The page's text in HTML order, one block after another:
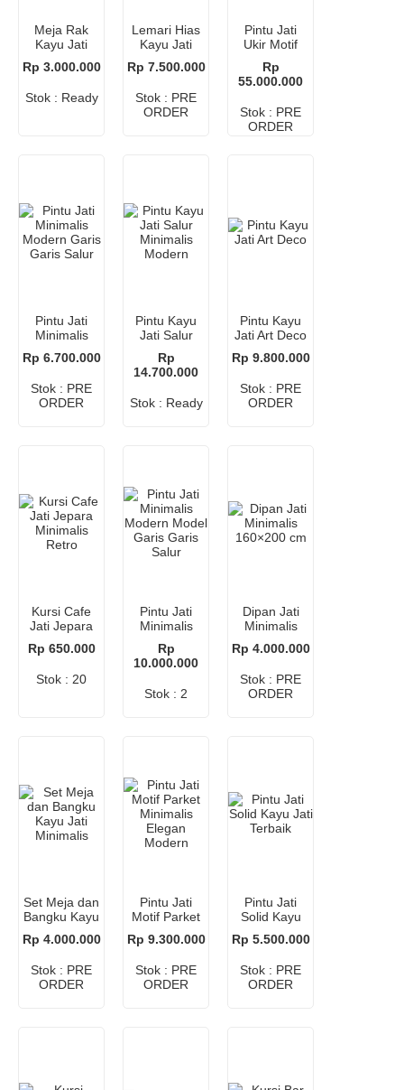
Meja Rak
Kayu Jati
Multifungsi
Rp 3.000.000
Stok : Ready
Lemari Hias
Kayu Jati
dengan Kaca
Rp 7.500.000
Stok : PRE
ORDER
Pintu Jati
Ukir Motif
Desain
Minimalis
Rp
55.000.000
Stok : PRE
ORDER
Pintu Jati
Minimalis
Garis Garis
Rp 6.700.000
Stok : PRE
ORDER
Pintu Kayu
Jati Salur
Modern
Rp
14.700.000
Stok : Ready
Pintu Kayu
Jati Art Deco
Rp 9.800.000
Stok : PRE
ORDER
Kursi Cafe
Jati Jepara
Retro
Rp 650.000
Stok : 20
Pintu Jati
Minimalis
Model Garis
Garis Salur
Rp
10.000.000
Stok : 2
Dipan Jati
Minimalis
Rp 4.000.000
Stok : PRE
ORDER
Set Meja dan
Bangku Kayu
Minimalis
Rp 4.000.000
Stok : PRE
ORDER
Pintu Jati
Motif Parket
Elegan
Rp 9.300.000
Stok : PRE
ORDER
Pintu Jati
Solid Kayu
Rp 5.500.000
Stok : PRE
ORDER